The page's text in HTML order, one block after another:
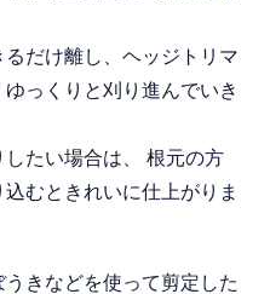
だけ離し、ヘッジトリマ
っくりと刈り進んでいき
たい場合は、 根元の方
むときれいに仕上がりま
きなどを使って剪定した